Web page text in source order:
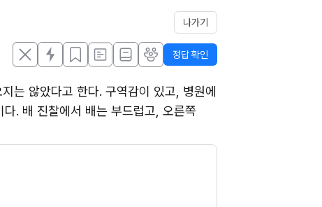
나가기
정답 확인
는 않았다고 한다. 구역감이 있고, 병원에
배 진찰에서 배는 부드럽고, 오른쪽